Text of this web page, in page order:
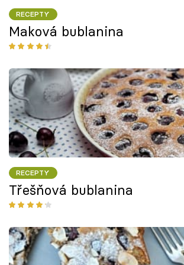
RECEPTY
Maková bublanina
RECEPTY
Třešňová bublanina